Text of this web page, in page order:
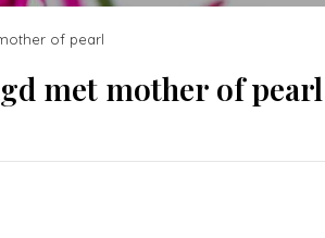
of pearl
met mother of pearl